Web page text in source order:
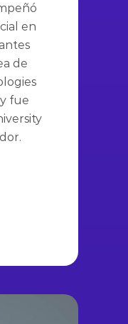
en
de
fue